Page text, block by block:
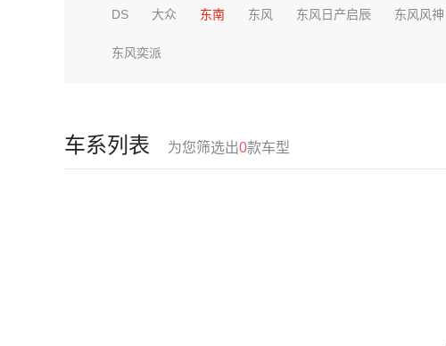
DS 大众 东南 东风 东风日产启辰 东风风神
东风奕派
车系列表 为您筛选出0款车型